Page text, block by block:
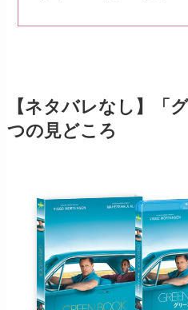
【ネタバレなし】「
つの見どころ